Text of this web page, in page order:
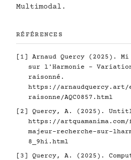
Multimodal.
RÉFÉRENCES
[1] Arnaud Quercy (2025). Mi
sur l'Harmonie -
raisonné.
https://arnaudquercy.art/
raisonne/AQC0857.html
[2] Quercy, A. (2025).
https://
majeur-recherche-sur-
8_9hi.html
[3] Quercy, A. (2025).